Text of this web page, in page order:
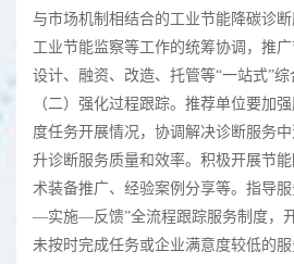
与市场机制相结合的工业节能降碳诊
工业节能监察等工作的统筹协调，推广
设计、融资、改造、托管等“一站式”综
（二）强化过程跟踪。推荐单位要加
度任务开展情况，协调解决诊断服务
升诊断服务质量和效率。积极开展节
术装备推广、经验案例分享等。指导
—实施—反馈”全流程跟踪服务制度，
未按时完成任务或企业满意度较低的